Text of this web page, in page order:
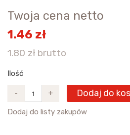
Twoja cena netto
1.46 zł
1.80 zł brutto
Ilość
- + Dodaj do
Dodaj do listy zakupów